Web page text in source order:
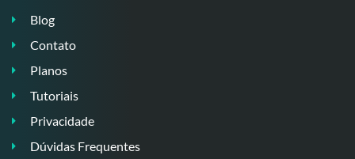
Blog
Contato
Planos
Tutoriais
Privacidade
Dúvidas Frequentes